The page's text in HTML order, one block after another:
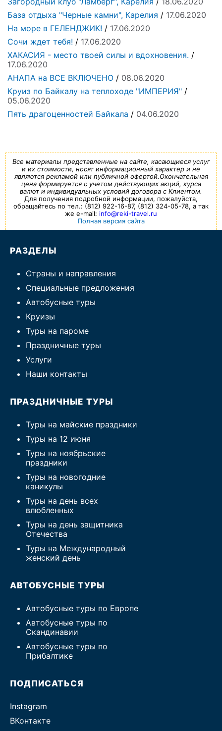
База отдыха "Черные камни", Карелия / 17.06.2020
На море в ГЕЛЕНДЖИК! / 17.06.2020
Сочи ждет тебя! / 17.06.2020
ХАКАСИЯ - место твоей силы и вдохновения. /
17.06.2020
АНАПА на ВСЕ ВКЛЮЧЕНО / 08.06.2020
Круиз по Байкалу на теплоходе "ИМПЕРИЯ" /
05.06.2020
Пять драгоценностей Байкала / 04.06.2020
Все материалы представленные на сайте, касающиеся услуг
и их стоимости, носят информационный характер и не
являются рекламой или публичной офертой.Окончательная
цена формируется с учетом действующих акций, курса
валют и индивидуальных условий договора с Клиентом.
Для получения подробной информации, пожалуйста,
обращайтесь по тел.: (812) 922-16-87, (812) 324-05-78, а так
же e-mail: info@reki-travel.ru
Полная версия сайта
РАЗДЕЛЫ
Страны и направления
Специальные предложения
Автобусные туры
Круизы
Туры на пароме
Праздничные туры
Услуги
Наши контакты
ПРАЗДНИЧНЫЕ ТУРЫ
Туры на майские праздники
Туры на 12 июня
Туры на ноябрьские
праздники
Туры на новогодние
каникулы
Туры на день всех
влюбленных
Туры на день защитника
Отечества
Туры на Международный
женский день
АВТОБУСНЫЕ ТУРЫ
Автобусные туры по Европе
Автобусные туры по
Скандинавии
Автобусные туры по
Прибалтике
ПОДПИСАТЬСЯ
Instagram
ВКонтакте